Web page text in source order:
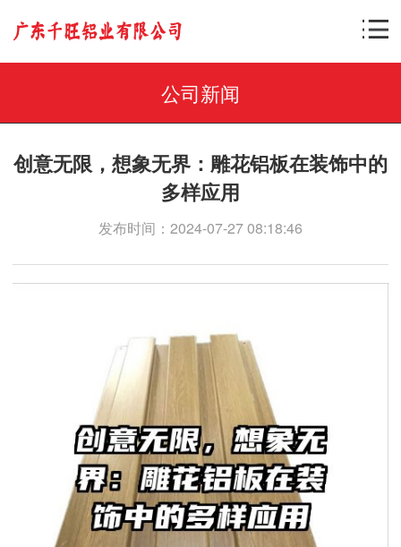
公司新闻
创意无限，想象无界：雕花铝板在装饰中的
多样应用
发布时间：2024-07-27 08:18:46